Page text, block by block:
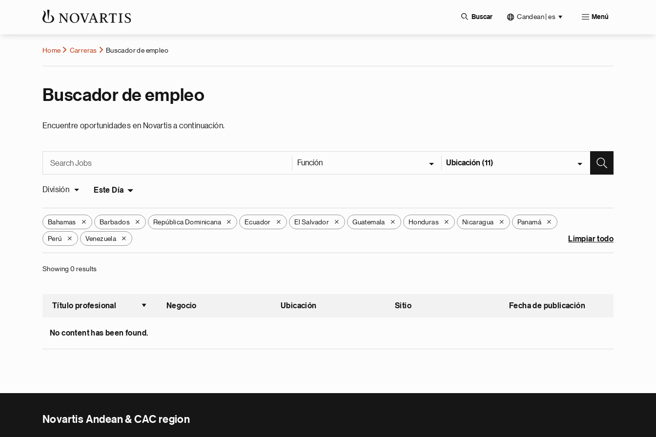
Buscar Candean | es Menú
Home Carreras Buscador de empleo
Buscador de empleo
Encuentre oportunidades en Novartis a continuación.
Función Ubicación (11)
División Este Día
Bahamas X Barbados X República Dominicana X Ecuador X El Salvador X Guatemala X Honduras X Nicaragua X Panamá X
Perú X Venezuela X Limpiar todo
Showing 0 results
Título profesional
Ordenar ascendente
Negocio Ubicación Sitio Fecha de publicación
No content has been found.
Novartis Andean & CAC region